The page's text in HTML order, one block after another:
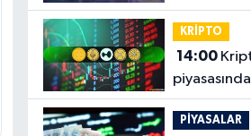
dövize
KRİPTO
14:00
BNB ve
PİYASALAR